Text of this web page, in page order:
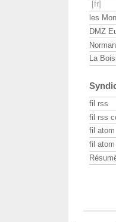
les
DMZ
La
fil rss
fil rss
fil atom
fil